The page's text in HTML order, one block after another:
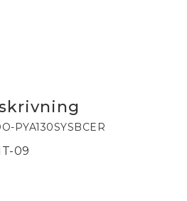
PYA130SYSBCER
09